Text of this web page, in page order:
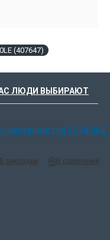
(407647)
ЛЮДИ ВЫБИРАЮТ
картридж тип SP3400LE
В закладки В сравнение